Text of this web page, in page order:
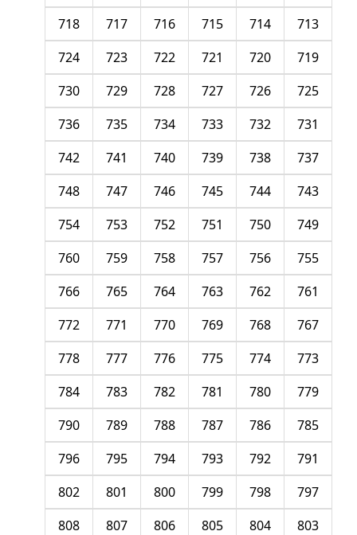
713
714
715
716
717
718
719
720
721
722
723
724
725
726
727
728
729
730
731
732
733
734
735
736
737
738
739
740
741
742
743
744
745
746
747
748
749
750
751
752
753
754
755
756
757
758
759
760
761
762
763
764
765
766
767
768
769
770
771
772
773
774
775
776
777
778
779
780
781
782
783
784
785
786
787
788
789
790
791
792
793
794
795
796
797
798
799
800
801
802
803
804
805
806
807
808